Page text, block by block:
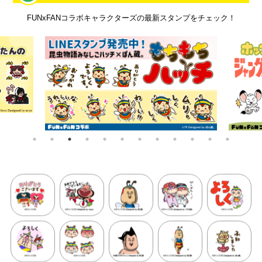
詳細をチェック 詳細をチェック
詳細をチェック 詳細をチェック
FUNxFANコラボキャラクターズの最新スタンプをチェック！